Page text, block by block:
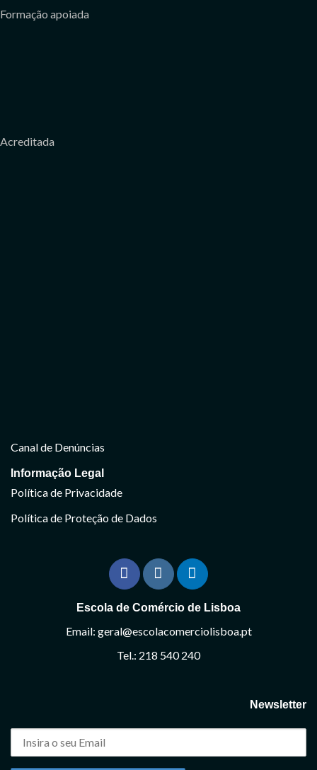
Formação apoiada
Acreditada
Canal de Denúncias
Informação Legal
Política de Privacidade
Política de Proteção de Dados
Escola de Comércio de Lisboa
Email: geral@escolacomerciolisboa.pt
Tel.: 218 540 240
Newsletter